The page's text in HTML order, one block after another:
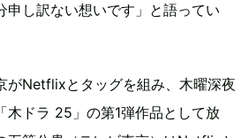
申し訳ない想いです」と語ってい
がNetflixとタッグを組み、木曜深夜
木ドラ 25」の第1弾作品として放